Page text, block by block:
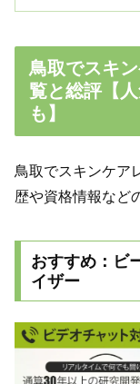
鳥取でスキ
覧と総評【
も】
鳥取でスキンケア
歴や資格情報など
おすすめ：ビ
イザー